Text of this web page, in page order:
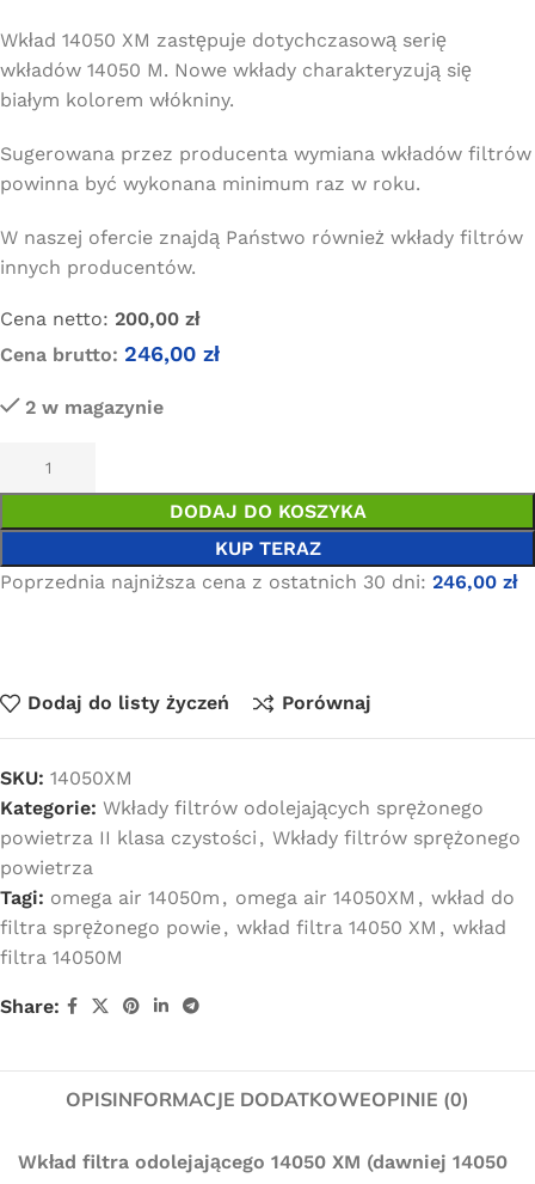
Wkład 14050 XM zastępuje dotychczasową serię
wkładów 14050 M. Nowe wkłady charakteryzują się
białym kolorem włókniny.
Sugerowana przez producenta wymiana wkładów filtrów
powinna być wykonana minimum raz w roku.
W naszej ofercie znajdą Państwo również wkłady filtrów
innych producentów.
Cena netto: 200,00 zł
Cena brutto: 246,00 zł
2 w magazynie
DODAJ DO KOSZYKA
KUP TERAZ
Poprzednia najniższa cena z ostatnich 30 dni: 246,00 zł
Dodaj do listy życzeń Porównaj
SKU: 14050XM
Kategorie: Wkłady filtrów odolejających sprężonego
powietrza II klasa czystości , Wkłady filtrów sprężonego
powietrza
Tagi: omega air 14050m , omega air 14050XM , wkład do
filtra sprężonego powie, wkład filtra 14050 XM , wkład
filtra 14050M
Share:
OPISINFORMACJE DODATKOWEOPINIE (0)
Wkład filtra odolejającego 14050 XM (dawniej 14050